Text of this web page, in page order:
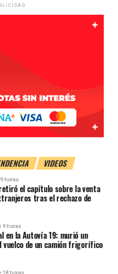
para su actividad laboral,
pelo.
herramientas
de su trabajo.
VIDEOS
horas
el capítulo sobre la venta
tras el rechazo de
9 horas
en la Autovía 19: murió un
vuelco de un camión frigorífico